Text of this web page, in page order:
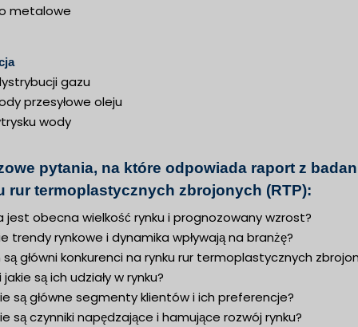
metalowe
gazu
przesyłowe oleju
wody
pytania, na które odpowiada raport z
rur termoplastycznych zbrojonych (RTP):
jest obecna wielkość rynku i prognozowany wzrost?
trendy rynkowe i dynamika wpływają na branżę?
są główni konkurenci na rynku rur termoplastycznych
jakie są ich udziały w rynku?
są główne segmenty klientów i ich preferencje?
są czynniki napędzające i hamujące rozwój rynku?